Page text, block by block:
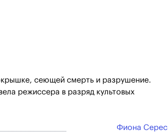
сеющей смерть и разрушение.
режиссера в разряд культовых
Фиона Серес